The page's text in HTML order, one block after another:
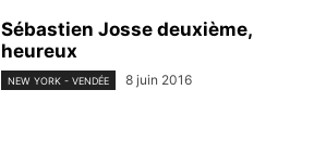
Sébastien Josse deuxième,
heureux
NEW YORK - VENDÉE 8 juin 2016